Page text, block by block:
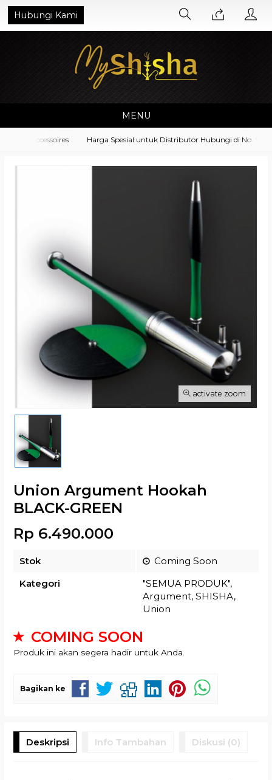
Hubungi Kami
MENU
Accessoires Harga Spesial untuk Distributor Hubungi di No.
activate zoom
Union Argument Hookah
BLACK-GREEN
Rp 6.490.000
Stok
Coming Soon
Kategori
"SEMUA PRODUK",
Argument, SHISHA,
Union
COMING SOON
Produk ini akan segera hadir untuk Anda.
Bagikan ke
Deskripsi Info Tambahan Diskusi (0)